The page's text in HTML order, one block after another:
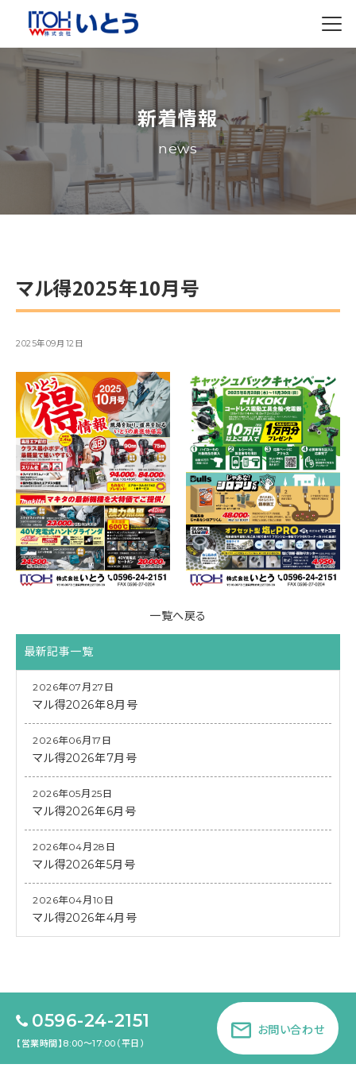
新着情報
news
マル得2025年10月号
2025年09月12日
一覧へ戻る
最新記事一覧
2026年07月27日
マル得2026年8月号
2026年06月17日
マル得2026年7月号
2026年05月25日
マル得2026年6月号
2026年04月28日
マル得2026年5月号
2026年04月10日
マル得2026年4月号
0596-24-2151
【営業時間】8:00～17:00（平日）
お問い合わせ